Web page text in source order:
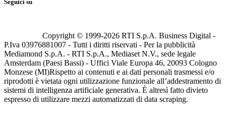
Seguici su
Copyright © 1999-2026 RTI S.p.A. Business Digital -
P.Iva 03976881007 - Tutti i diritti riservati - Per la pubblicità
Mediamond S.p.A. - RTI S.p.A., Mediaset N.V., sede legale
Amsterdam (Paesi Bassi) - Uffici Viale Europa 46, 20093 Cologno
Monzese (MI)Rispetto ai contenuti e ai dati personali trasmessi e/o
riprodotti è vietata ogni utilizzazione funzionale all’addestramento di
sistemi di intelligenza artificiale generativa. È altresì fatto divieto
espresso di utilizzare mezzi automatizzati di data scraping.